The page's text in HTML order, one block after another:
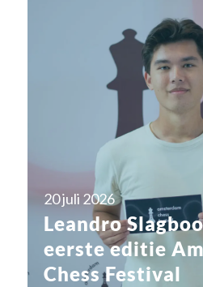
20 juli 2026
Leandro
eerste editie
Chess Festival